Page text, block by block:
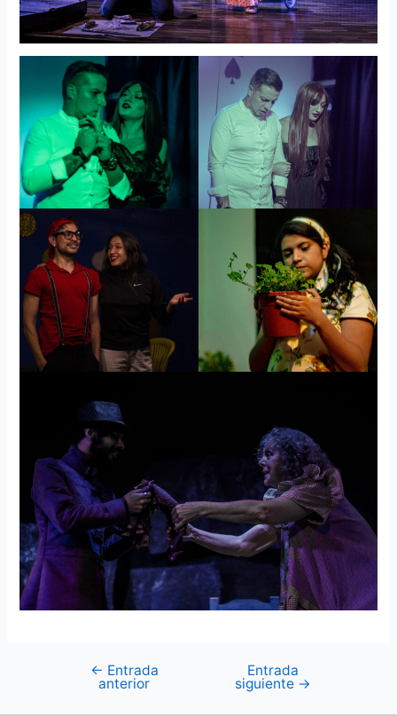
← Entrada
anterior
Entrada
siguiente →